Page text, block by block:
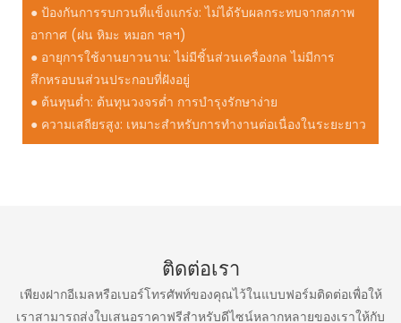
● ป้องกันการรบกวนที่แข็งแกร่ง: ไม่ได้รับผลกระทบจากสภาพ
อากาศ (ฝน หิมะ หมอก ฯลฯ)
● อายุการใช้งานยาวนาน: ไม่มีชิ้นส่วนเครื่องกล ไม่มีการ
สึกหรอบนส่วนประกอบที่ฝังอยู่
● ต้นทุนต่ำ: ต้นทุนวงจรต่ำ การบำรุงรักษาง่าย
● ความเสถียรสูง: เหมาะสำหรับการทำงานต่อเนื่องในระยะยาว
ติดต่อเรา
เพียงฝากอีเมลหรือเบอร์โทรศัพท์ของคุณไว้ในแบบฟอร์มติดต่อเพื่อให้
เราสามารถส่งใบเสนอราคาฟรีสำหรับดีไซน์หลากหลายของเราให้กับ